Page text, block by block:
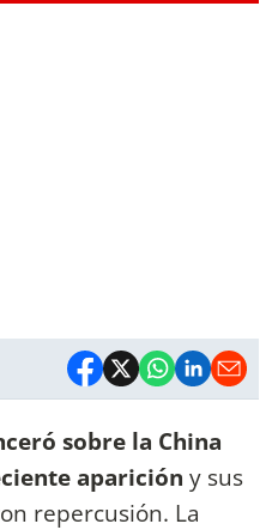
sobre la China
aparición y sus
repercusión. La